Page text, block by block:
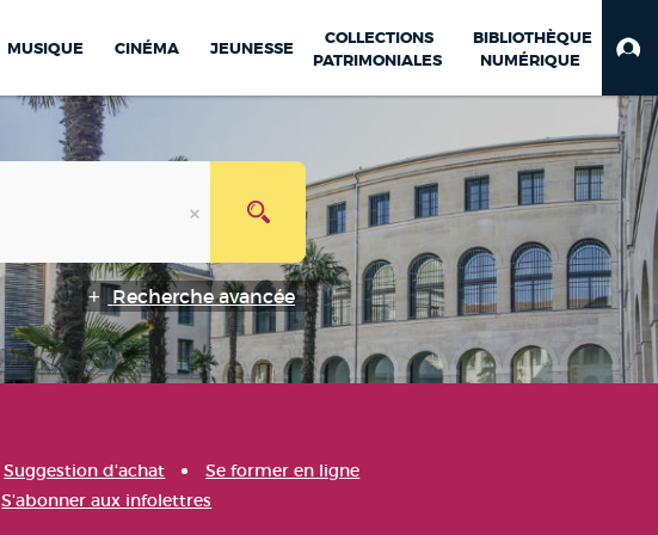
MUSIQUE CINÉMA JEUNESSE
COLLECTIONS
PATRIMONIALES
BIBLIOTHÈQUE
NUMÉRIQUE
Recherche avancée
Suggestion d'achat
Se former en ligne
S'abonner aux infolettres